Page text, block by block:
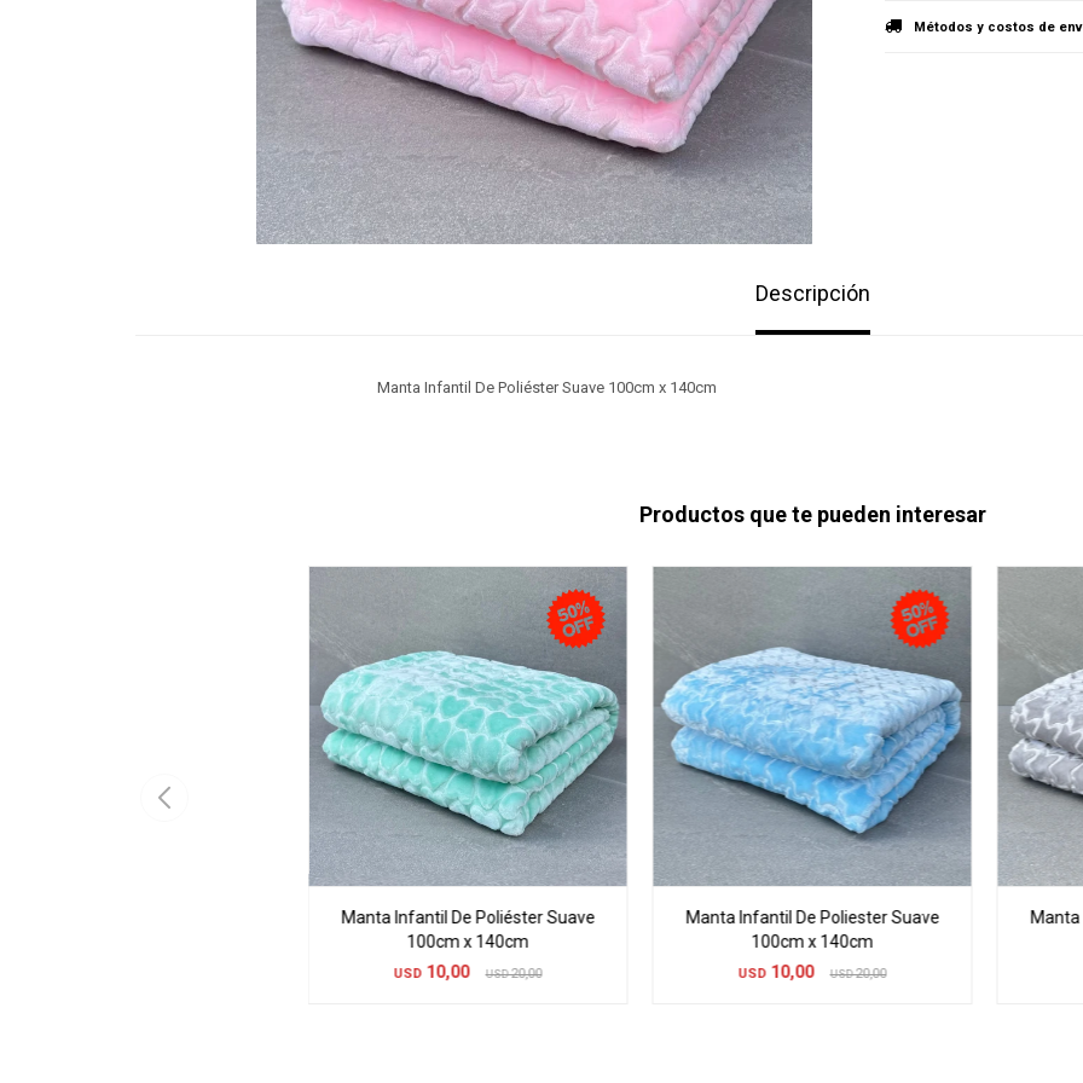
Métodos y costos de
Descripción
Manta Infantil De Poliéster Suave 100cm x 140cm
Productos que te pueden interesar
Manta Infantil De Poliéster Suave
100cm x 140cm
USD 10,00 USD 20,00
Manta Infantil De Poliester Suave
100cm x 140cm
USD 10,00 USD 20,00